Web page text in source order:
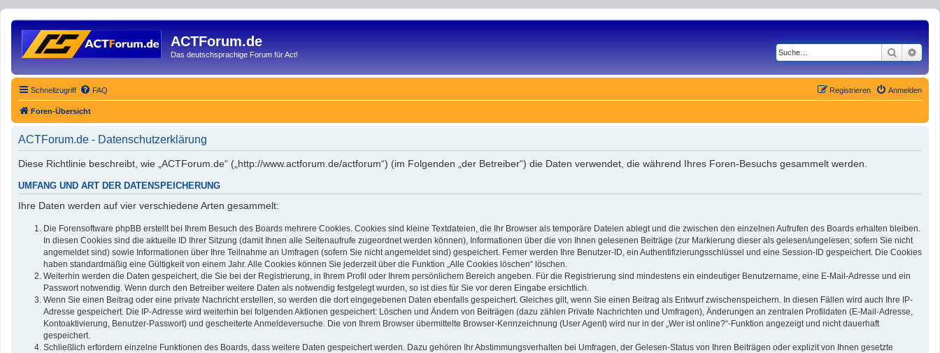
ACTForum.de
Das deutschsprachige Forum für Act! Suche
Schnellzugriff FAQ Anmelden
Registrieren
Foren-Übersicht
ACTForum.de - Datenschutzerklärung
Diese Richtlinie beschreibt, wie „ACTForum.de“ („http://www.actforum.de/actforum“) (im Folgenden „der Betreiber“) die Daten verwendet, die während Ihres Foren-Besuchs gesammelt werden.
UMFANG UND ART DER DATENSPEICHERUNG
Ihre Daten werden auf vier verschiedene Arten gesammelt:
Die Forensoftware phpBB erstellt bei Ihrem Besuch des Boards mehrere Cookies. Cookies sind kleine Textdateien, die Ihr Browser als temporäre Dateien ablegt und die zwischen den einzelnen Aufrufen des Boards erhalten bleiben.
In diesen Cookies sind die aktuelle ID Ihrer Sitzung (damit Ihnen alle Seitenaufrufe zugeordnet werden können), Informationen über die von Ihnen gelesenen Beiträge (zur Markierung dieser als gelesen/ungelesen; sofern Sie nicht
angemeldet sind) sowie Informationen über Ihre Teilnahme an Umfragen (sofern Sie nicht angemeldet sind) gespeichert. Ferner werden Ihre Benutzer-ID, ein Authentifizierungsschlüssel und eine Session-ID gespeichert. Die Cookies
haben standardmäßig eine Gültigkeit von einem Jahr. Alle Cookies können Sie jederzeit über die Funktion „Alle Cookies löschen“ löschen.
Weiterhin werden die Daten gespeichert, die Sie bei der Registrierung, in Ihrem Profil oder Ihrem persönlichem Bereich angeben. Für die Registrierung sind mindestens ein eindeutiger Benutzername, eine E-Mail-Adresse und ein
Passwort notwendig. Wenn durch den Betreiber weitere Daten als notwendig festgelegt wurden, so ist dies für Sie vor deren Eingabe ersichtlich.
Wenn Sie einen Beitrag oder eine private Nachricht erstellen, so werden die dort eingegebenen Daten ebenfalls gespeichert. Gleiches gilt, wenn Sie einen Beitrag als Entwurf zwischenspeichern. In diesen Fällen wird auch Ihre IP-
Adresse gespeichert. Die IP-Adresse wird weiterhin bei folgenden Aktionen gespeichert: Löschen und Ändern von Beiträgen (dazu zählen Private Nachrichten und Umfragen), Änderungen an zentralen Profildaten (E-Mail-Adresse,
Kontoaktivierung, Benutzer-Passwort) und gescheiterte Anmeldeversuche. Die von Ihrem Browser übermittelte Browser-Kennzeichnung (User Agent) wird nur in der „Wer ist online?“-Funktion angezeigt und nicht dauerhaft
gespeichert.
Schließlich erfordern einzelne Funktionen des Boards, dass weitere Daten gespeichert werden. Dazu gehören Ihr Abstimmungsverhalten bei Umfragen, der Gelesen-Status von Ihren Beiträgen oder explizit von Ihnen gesetzte